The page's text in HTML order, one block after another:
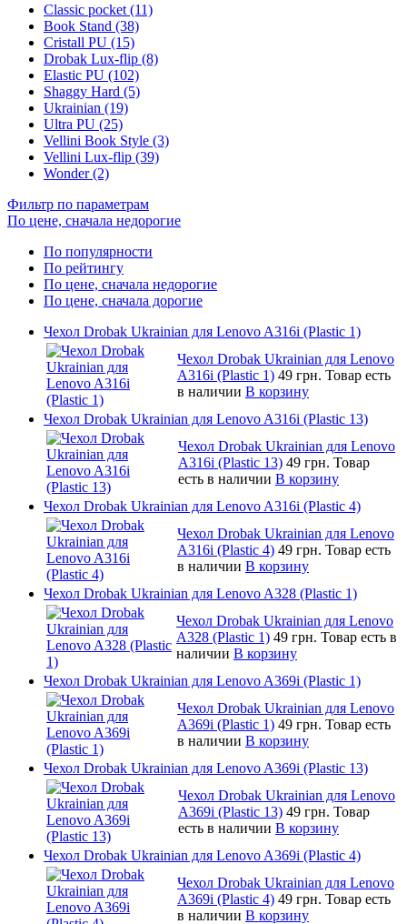
Classic pocket (11)
Book Stand (38)
Cristall PU (15)
Drobak Lux-flip (8)
Elastic PU (102)
Shaggy Hard (5)
Ukrainian (19)
Ultra PU (25)
Vellini Book Style (3)
Vellini Lux-flip (39)
Wonder (2)
Фильтр по параметрам
По цене, сначала недорогие
По популярности
По рейтингу
По цене, сначала недорогие
По цене, сначала дорогие
Чехол Drobak Ukrainian для Lenovo A316i (Plastic 1)
Чехол Drobak Ukrainian для Lenovo
A316i (Plastic 1) 49 грн. Товар есть
в наличии В корзину
Чехол Drobak Ukrainian для Lenovo A316i (Plastic 13)
Чехол Drobak Ukrainian для Lenovo
A316i (Plastic 13) 49 грн. Товар
есть в наличии В корзину
Чехол Drobak Ukrainian для Lenovo A316i (Plastic 4)
Чехол Drobak Ukrainian для Lenovo
A316i (Plastic 4) 49 грн. Товар есть
в наличии В корзину
Чехол Drobak Ukrainian для Lenovo A328 (Plastic 1)
Чехол Drobak Ukrainian для Lenovo
A328 (Plastic 1) 49 грн. Товар есть в
наличии В корзину
Чехол Drobak Ukrainian для Lenovo A369i (Plastic 1)
Чехол Drobak Ukrainian для Lenovo
A369i (Plastic 1) 49 грн. Товар есть
в наличии В корзину
Чехол Drobak Ukrainian для Lenovo A369i (Plastic 13)
Чехол Drobak Ukrainian для Lenovo
A369i (Plastic 13) 49 грн. Товар
есть в наличии В корзину
Чехол Drobak Ukrainian для Lenovo A369i (Plastic 4)
Чехол Drobak Ukrainian для Lenovo
A369i (Plastic 4) 49 грн. Товар есть
в наличии В корзину